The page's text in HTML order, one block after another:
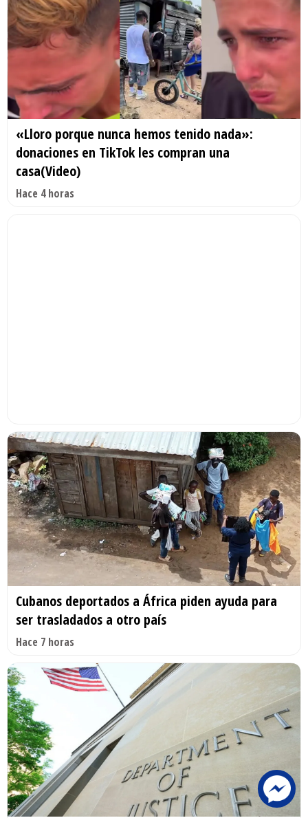
«Lloro porque nunca hemos tenido nada»:
donaciones en TikTok les compran una
casa(Video)
Hace 4 horas
Cubanos deportados a África piden ayuda para
ser trasladados a otro país
Hace 7 horas